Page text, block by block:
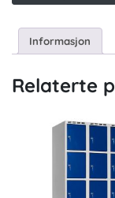
Informasjon
Relaterte